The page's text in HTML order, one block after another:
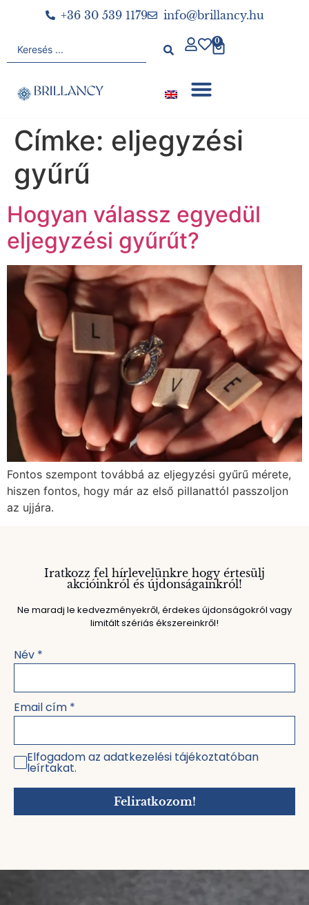
+36 30 539 1179 info@brillancy.hu
0
Címke: eljegyzési
gyűrű
Hogyan válassz egyedül
eljegyzési gyűrűt?
Fontos szempont továbbá az eljegyzési gyűrű mérete,
hiszen fontos, hogy már az első pillanattól passzoljon
az ujjára.
Iratkozz fel hírlevelünkre hogy értesülj
akcióinkról és újdonságainkról!
Ne maradj le kedvezményekről, érdekes újdonságokról vagy
limitált szériás ékszereinkről!
Név *
Email cím *
Elfogadom az adatkezelési tájékoztatóban
leírtakat.
Feliratkozom!